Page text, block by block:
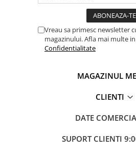
Vreau sa primesc newsletter
magazinului. Afla mai multe in
Confidentialitate
MAGAZINUL
CLIENTI
DATE
SUPORT CLIENTI